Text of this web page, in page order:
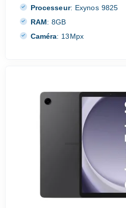
Processeur: Exynos 9825
RAM: 8GB
Caméra: 13Mpx